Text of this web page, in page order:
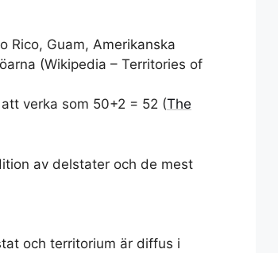
Rico, Guam, Amerikanska
(Wikipedia – Territories of
verka som 50+2 = 52 (The
av delstater och de mest
och territorium är diffus i